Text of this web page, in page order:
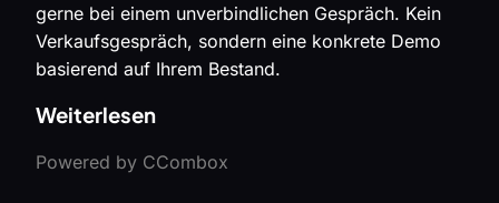
gerne bei einem unverbindlichen Gespräch. Kein
Verkaufsgespräch, sondern eine konkrete Demo
basierend auf Ihrem Bestand.
Weiterlesen
Powered by CCombox